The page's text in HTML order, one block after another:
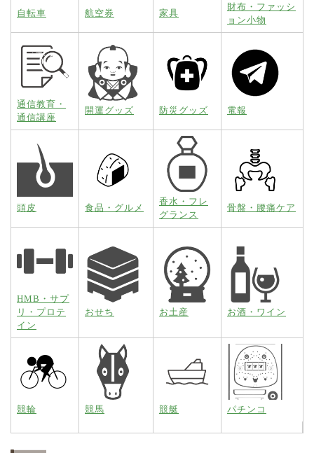
自転車 航空券 家具
財布・ファッシ
ョン小物
通信教育・
通信講座
開運グッズ 防災グッズ 電報
頭皮 食品・グルメ
香水・フレ
グランス
骨盤・腰痛ケア
HMB・サプ
リ・プロテ
イン
おせち お土産 お酒・ワイン
競輪 競馬 競艇 パチンコ